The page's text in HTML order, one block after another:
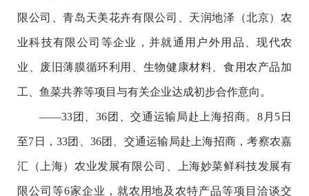
限公司、青岛天美花卉有限公司、天润地泽（北京）农
业科技有限公司等企业，并就通用户外用品、现代农
业、废旧薄膜循环利用、生物健康材料、食用农产品加
工、鱼菜共养等项目与有关企业达成初步合作意向。
——33团、36团、交通运输局赴上海招商。8月5日
至7日，33团、36团、交通运输局赴上海招商，考察农嘉
汇（上海）农业发展有限公司、上海妙菜鲜科技发展有
限公司等6家企业，就农用地及农特产品等项目洽谈交